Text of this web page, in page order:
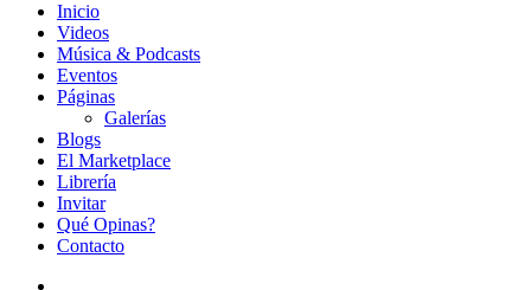
Inicio
Videos
Música & Podcasts
Eventos
Páginas
Galerías
Blogs
El Marketplace
Librería
Invitar
Qué Opinas?
Contacto